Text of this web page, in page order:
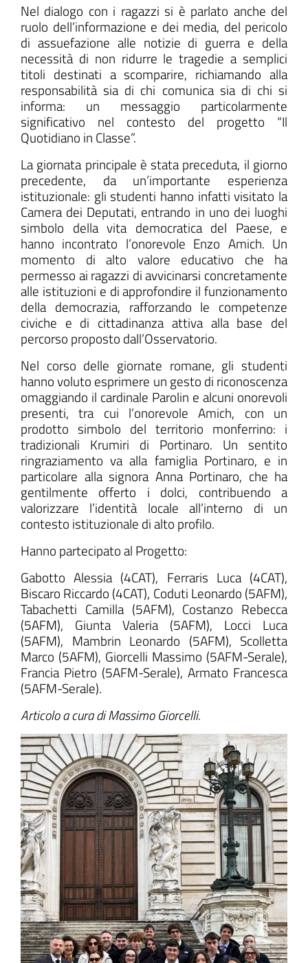
Nel dialogo con i ragazzi si è parlato anche del
ruolo dell’informazione e dei media, del pericolo
di assuefazione alle notizie di guerra e della
necessità di non ridurre le tragedie a semplici
titoli destinati a scomparire, richiamando alla
responsabilità sia di chi comunica sia di chi si
informa: un messaggio particolarmente
significativo nel contesto del progetto “Il
Quotidiano in Classe”.
La giornata principale è stata preceduta, il giorno
precedente, da un’importante esperienza
istituzionale: gli studenti hanno infatti visitato la
Camera dei Deputati, entrando in uno dei luoghi
simbolo della vita democratica del Paese, e
hanno incontrato l’onorevole Enzo Amich. Un
momento di alto valore educativo che ha
permesso ai ragazzi di avvicinarsi concretamente
alle istituzioni e di approfondire il funzionamento
della democrazia, rafforzando le competenze
civiche e di cittadinanza attiva alla base del
percorso proposto dall’Osservatorio.
Nel corso delle giornate romane, gli studenti
hanno voluto esprimere un gesto di riconoscenza
omaggiando il cardinale Parolin e alcuni onorevoli
presenti, tra cui l’onorevole Amich, con un
prodotto simbolo del territorio monferrino: i
tradizionali Krumiri di Portinaro. Un sentito
ringraziamento va alla famiglia Portinaro, e in
particolare alla signora Anna Portinaro, che ha
gentilmente offerto i dolci, contribuendo a
valorizzare l’identità locale all’interno di un
contesto istituzionale di alto profilo.
Hanno partecipato al Progetto:
Gabotto Alessia (4CAT), Ferraris Luca (4CAT),
Biscaro Riccardo (4CAT), Coduti Leonardo (5AFM),
Tabachetti Camilla (5AFM), Costanzo Rebecca
(5AFM), Giunta Valeria (5AFM), Locci Luca
(5AFM), Mambrin Leonardo (5AFM), Scolletta
Marco (5AFM), Giorcelli Massimo (5AFM-Serale),
Francia Pietro (5AFM-Serale), Armato Francesca
(5AFM-Serale).
Articolo a cura di Massimo Giorcelli.